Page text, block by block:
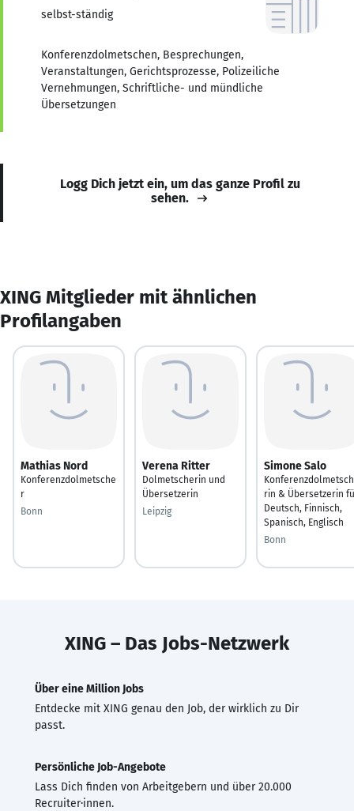
selbst-ständig
Konferenzdolmetschen, Besprechungen,
Veranstaltungen, Gerichtsprozesse, Polizeiliche
Vernehmungen, Schriftliche- und mündliche
Übersetzungen
Logg Dich jetzt ein, um das ganze Profil zu
sehen.
XING Mitglieder mit ähnlichen
Profilangaben
Mathias Nord
Konferenzdolmetsche
r
Bonn
Verena Ritter
Dolmetscherin und
Übersetzerin
Leipzig
Simone Salo
rin & Übersetzerin
Deutsch, Finnisch,
Spanisch, Englisch
Bonn
XING – Das Jobs-Netzwerk
Über eine Million Jobs
Entdecke mit XING genau den Job, der wirklich zu Dir
passt.
Persönliche Job-Angebote
Lass Dich finden von Arbeitgebern und über 20.000
Recruiter·innen.